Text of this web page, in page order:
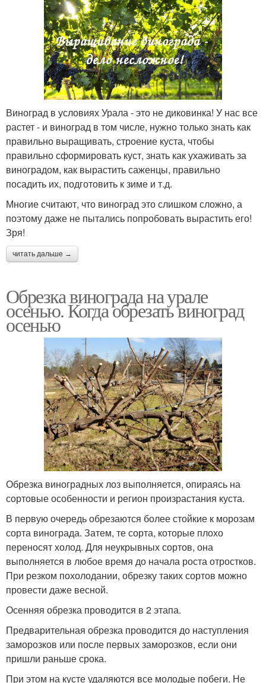
Виноград в условиях Урала - это не диковинка! У нас все
растет - и виноград в том числе, нужно только знать как
правильно выращивать, строение куста, чтобы
правильно сформировать куст, знать как ухаживать за
виноградом, как вырастить саженцы, правильно
посадить их, подготовить к зиме и т.д.
Многие считают, что виноград это слишком сложно, а
поэтому даже не пытались попробовать вырастить его!
Зря!
читать дальше →
Обрезка винограда на урале
осенью. Когда обрезать виноград
осенью
Обрезка виноградных лоз выполняется, опираясь на
сортовые особенности и регион произрастания куста.
В первую очередь обрезаются более стойкие к морозам
сорта винограда. Затем, те сорта, которые плохо
переносят холод. Для неукрывных сортов, она
выполняется в любое время до начала роста отростков.
При резком похолодании, обрезку таких сортов можно
провести даже весной.
Осенняя обрезка проводится в 2 этапа.
Предварительная обрезка проводится до наступления
заморозков или после первых заморозков, если они
пришли раньше срока.
При этом на кусте удаляются все молодые побеги. Не